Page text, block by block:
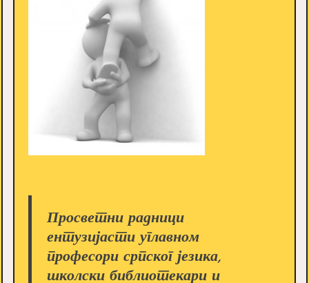
Просветни радници
ентузијасти углавном
професори српског језика,
школски библиотекари и